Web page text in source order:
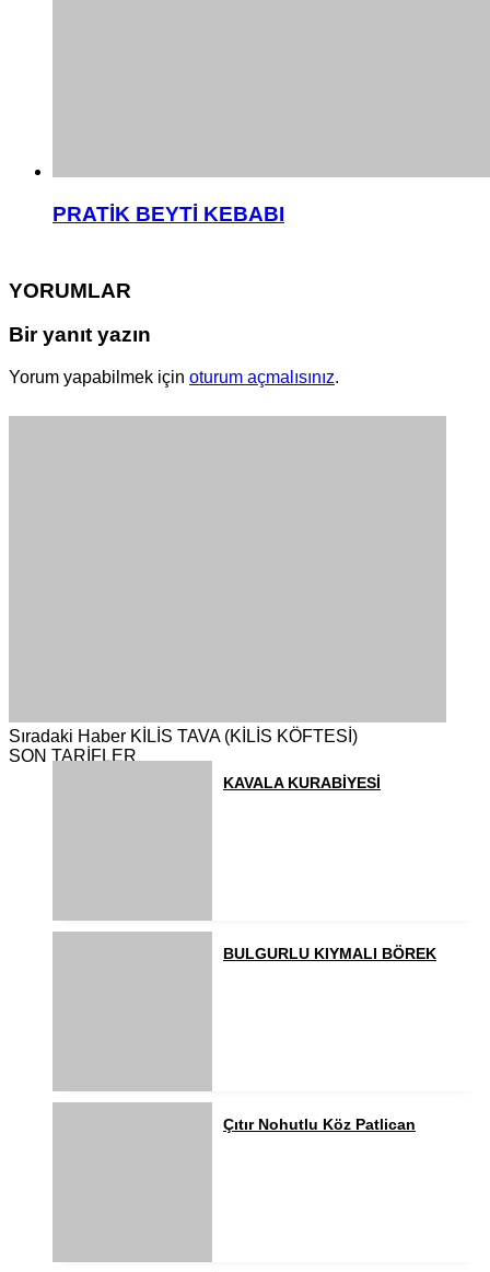
PRATİK BEYTİ KEBABI
YORUMLAR
Bir yanıt yazın
Yorum yapabilmek için oturum açmalısınız.
Sıradaki Haber KİLİS TAVA (KİLİS KÖFTESİ)
SON TARİFLER
KAVALA KURABİYESİ
BULGURLU KIYMALI BÖREK
Çıtır Nohutlu Köz Patlican